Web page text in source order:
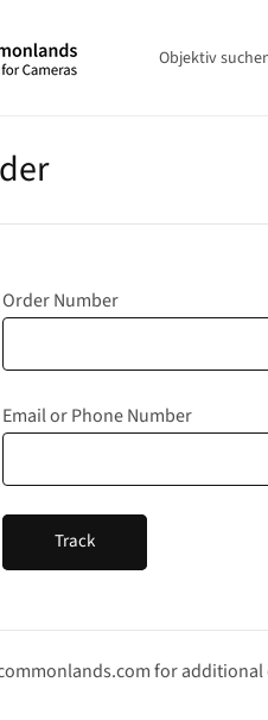
Objektiv
Order Number
Email or Phone Number
Track
for